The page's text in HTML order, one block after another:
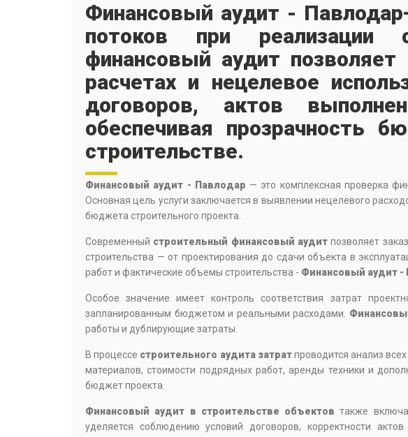
Финансовый аудит -
потоков при реализации
финансовый аудит
расчетах и нецелевое
договоров, актов
обеспечивая прозрачность
строительстве.
Финансовый аудит - Павлодар — это комплексная проверка
Основная цель услуги заключается в выявлении нецелевого
бюджета строительного проекта.
Современный строительный финансовый аудит позволяет
строительства — от проектирования до сдачи объекта в
работ и фактические объемы строительства - Финансовый аудит -
Особое значение имеет контроль соответствия затрат
запланированным бюджетом и реальными расходами.
работы и дублирующие затраты.
В процессе строительного аудита затратпроводится анализ
материалов, стоимости подрядных работ, аренды техники и
бюджет проекта.
Финансовый аудит в строительстве объектов также
уделяется соблюдению условий договоров, корректности